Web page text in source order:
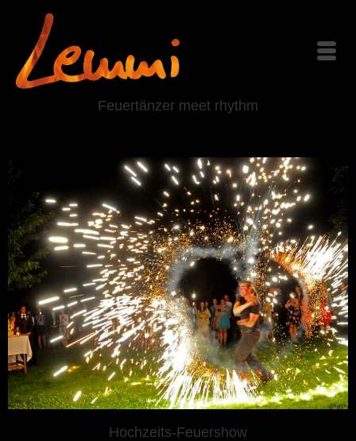
Feuertänzer meet rhythm
Hochzeits-Feuershow